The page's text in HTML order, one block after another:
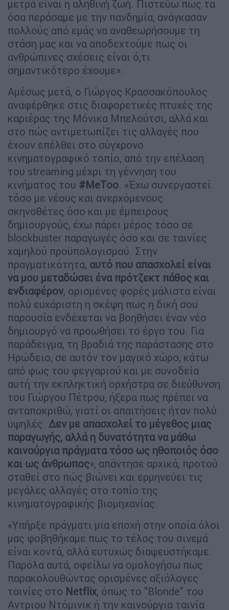
μετρά είναι η αληθινή ζωή. Πιστεύω πως τα
όσα περάσαμε με την πανδημία, ανάγκασαν
πολλούς από εμάς να αναθεωρήσουμε τη
στάση μας και να αποδεχτούμε πως οι
ανθρώπινες σχέσεις είναι ό,τι
σημαντικότερο έχουμε».
Αμέσως μετά, ο Γιώργος Κρασσακόπουλος
αναφέρθηκε στις διαφορετικές πτυχές της
καριέρας της Μόνικα Μπελούτσι, αλλά και
στο πώς αντιμετωπίζει τις αλλαγές που
έχουν επέλθει στο σύγχρονο
κινηματογραφικό τοπίο, από την επέλαση
του streaming μέχρι τη γέννηση του
κινήματος του #MeToo. «Έχω συνεργαστεί
τόσο με νέους και ανερχόμενους
σκηνοθέτες όσο και με έμπειρους
δημιουργούς, έχω πάρει μέρος τόσο σε
blockbuster παραγωγές όσο και σε ταινίες
χαμηλού προϋπολογισμού. Στην
πραγματικότητα, αυτό που απασχολεί είναι
να μου μεταδώσει ένα πρότζεκτ πάθος και
ενδιαφέρον, ορισμένες φορές μάλιστα είναι
πολύ ευχάριστη η σκέψη πως η δική σου
παρουσία ενδέχεται να βοηθήσει έναν νέο
δημιουργό να προωθήσει το έργο του. Για
παράδειγμα, τη βραδιά της παράστασης στο
Ηρώδειο, σε αυτόν τον μαγικό χώρο, κάτω
από φως του φεγγαριού και με συνοδεία
αυτή την εκπληκτική ορχήστρα σε διεύθυνση
του Γιώργου Πέτρου, ήξερα πως πρέπει να
ανταποκριθώ, γιατί οι απαιτήσεις ήταν πολύ
υψηλές. Δεν με απασχολεί το μέγεθος μιας
παραγωγής, αλλά η δυνατότητα να μάθω
καινούργια πράγματα τόσο ως ηθοποιός όσο
και ως άνθρωπος», απάντησε αρχικά, προτού
σταθεί στο πώς βιώνει και ερμηνεύει τις
μεγάλες αλλαγές στο τοπίο της
κινηματογραφικής βιομηχανίας.
«Υπήρξε πράγματι μια εποχή στην οποία όλοι
μας φοβηθήκαμε πως το τέλος του σινεμά
είναι κοντά, αλλά ευτυχώς διαψευστήκαμε.
Παρόλα αυτά, οφείλω να ομολογήσω πως
παρακολουθώντας ορισμένες αξιόλογες
ταινίες στο Netflix, όπως το "Blonde" του
Αντριου Ντόμινικ ή την καινούργια ταινία